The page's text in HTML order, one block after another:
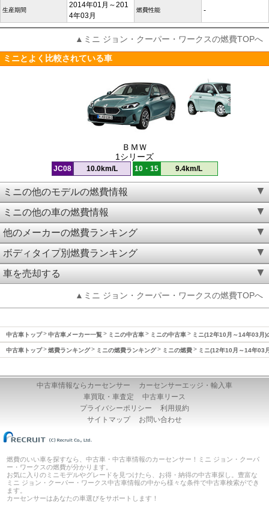
生産期間
2014年01月～201
4年03月
燃費性能 -
▲ミニ ジョン・クーパー・ワークスの燃費TOPへ
ミニとよく比較されている車
ＢＭＷ
1シリーズ
JC08 10.0km/L 10・15 9.4km/L
ミニの他のモデルの燃費情報
ミニの他の車の燃費情報
他のメーカーの燃費ランキング
ボディタイプ別燃費ランキング
車を売却する
▲ミニ ジョン・クーパー・ワークスの燃費TOPへ
中古車トップ 中古車メーカー一覧 ミニの中古車 ミニの中古車 ミニ(12年10月～14年03月)
中古車トップ 燃費ランキング ミニの燃費ランキング ミニの燃費 ミニ(12年10月～14年03
中古車情報ならカーセンサー
カーセンサーエッジ・輸入車
車買取・車査定
中古車リース
プライバシーポリシー
利用規約
サイトマップ
お問い合わせ
燃費のいい車を探すなら、中古車・中古車情報のカーセンサー！ミニ ジョン・クーパ
ー・ワークスの燃費が分かります。
お気に入りのミニモデルやグレードを見つけたら、お得・納得の中古車探し。豊富な
ミニ ジョン・クーパー・ワークス中古車情報の中から様々な条件で中古車検索ができ
ます。
カーセンサーはあなたの車選びをサポートします！